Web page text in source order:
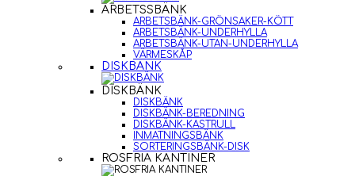
ARBETSSBÄNK
ARBETSBÄNK-GRÖNSAKER-KÖTT
ARBETSBÄNK-UNDERHYLLA
ARBETSBÄNK-UTAN-UNDERHYLLA
VÄRMESKÅP
DISKBÄNK
DISKBÄNK
DISKBÄNK
DISKBÄNK-BEREDNING
DISKBÄNK-KASTRULL
INMATNINGSBÄNK
SORTERINGSBÄNK-DISK
ROSFRIA KANTINER